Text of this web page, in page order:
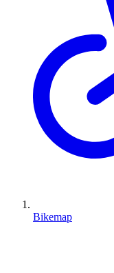
Bikemap